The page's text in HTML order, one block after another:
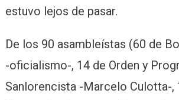
estuvo lejos de pasar.
De los 90 asambleístas (60 de
-oficialismo-, 14 de Orden y
Sanlorencista -Marcelo Culotta-,